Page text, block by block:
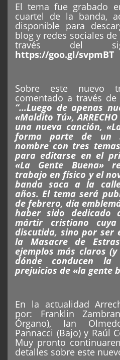
El tema fue grabado
cuartel de la banda,
disponible para
blog y redes sociales
través del
https://goo.gl/svpmBT
Sobre este nuevo
comentado a través
“…Luego de apenas
«Maldito Tú»,
una nueva canción,
forma parte de un
nombre con tres
para editarse en el
«La Gente Buena»
trabajo en físico y el
banda saca a la
años. El tema será
de febrero, día
haber sido
mártir cristiano
discutida, sino por ser
la Masacre de
ejemplos más claros
dónde conducen
prejuicios de «la gente
En la actualidad
por: Franklin
Órgano), Ian
Pannacci (Bajo) y Raúl
Muy pronto
detalles sobre este